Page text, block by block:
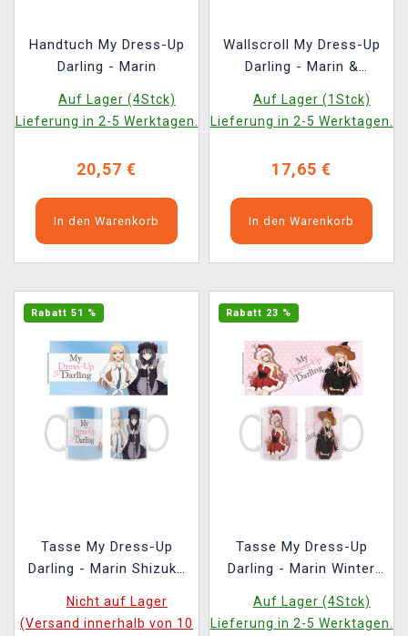
Handtuch My Dress-Up
Darling - Marin
Auf Lager (4Stck)
Lieferung in 2-5 Werktagen.
20,57 €
In den Warenkorb
Wallscroll My Dress-Up
Darling - Marin &
Auf Lager (1Stck)
Lieferung in 2-5 Werktagen.
17,65 €
In den Warenkorb
Rabatt 51 %
Tasse My Dress-Up
Darling - Marin Shizuku
Nicht auf Lager
(Versand innerhalb von 10
Rabatt 23 %
Tasse My Dress-Up
Darling - Marin Winter
Auf Lager (4Stck)
Lieferung in 2-5 Werktagen.